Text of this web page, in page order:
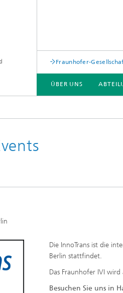
Fraunhofer-
ÜBER UNS
Die InnoTrans ist die
Berlin stattfindet.
Das Fraunhofer IVI
Besuchen Sie uns in